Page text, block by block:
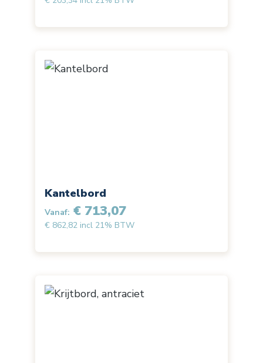
Kantelbord
Vanaf: € 713,07
€ 862,82 incl 21% BTW